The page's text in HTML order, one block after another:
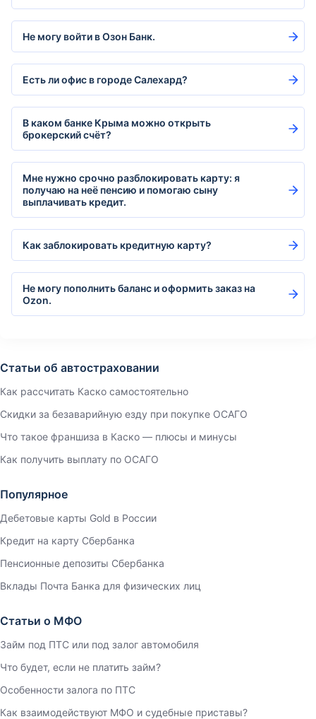
Не могу войти в Озон Банк.
Есть ли офис в городе Салехард?
В каком банке Крыма можно открыть
брокерский счёт?
Мне нужно срочно разблокировать карту: я
получаю на неё пенсию и помогаю сыну
выплачивать кредит.
Как заблокировать кредитную карту?
Не могу пополнить баланс и оформить заказ на
Ozon.
Статьи об автостраховании
Как рассчитать Каско самостоятельно
Скидки за безаварийную езду при покупке ОСАГО
Что такое франшиза в Каско — плюсы и минусы
Как получить выплату по ОСАГО
Популярное
Дебетовые карты Gold в России
Кредит на карту Сбербанка
Пенсионные депозиты Сбербанка
Вклады Почта Банка для физических лиц
Статьи о МФО
Займ под ПТС или под залог автомобиля
Что будет, если не платить займ?
Особенности залога по ПТС
Как взаимодействуют МФО и судебные приставы?